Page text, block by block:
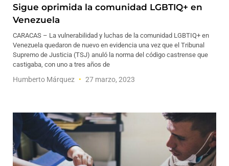
Sigue oprimida la comunidad LGBTIQ+ en
Venezuela
CARACAS – La vulnerabilidad y luchas de la comunidad LGBTIQ+ en
Venezuela quedaron de nuevo en evidencia una vez que el Tribunal
Supremo de Justicia (TSJ) anuló la norma del código castrense que
castigaba, con uno a tres años de
Humberto Márquez 27 marzo, 2023